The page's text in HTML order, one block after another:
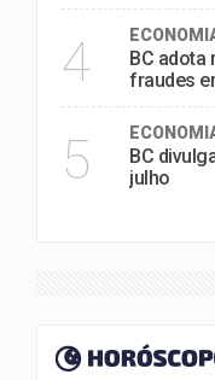
4
BC adota
fraudes
5
BC
julho